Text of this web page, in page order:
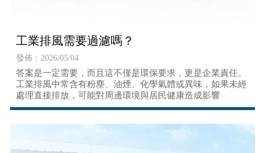
工業排風需要過濾嗎？
發佈：2026/05/04
答案是一定需要，而且這不僅是環保要求，更是企業責任。
工業排風中常含有粉塵、油煙、化學氣體或異味，如果未經
處理直接排放，可能對周邊環境與居民健康造成影響